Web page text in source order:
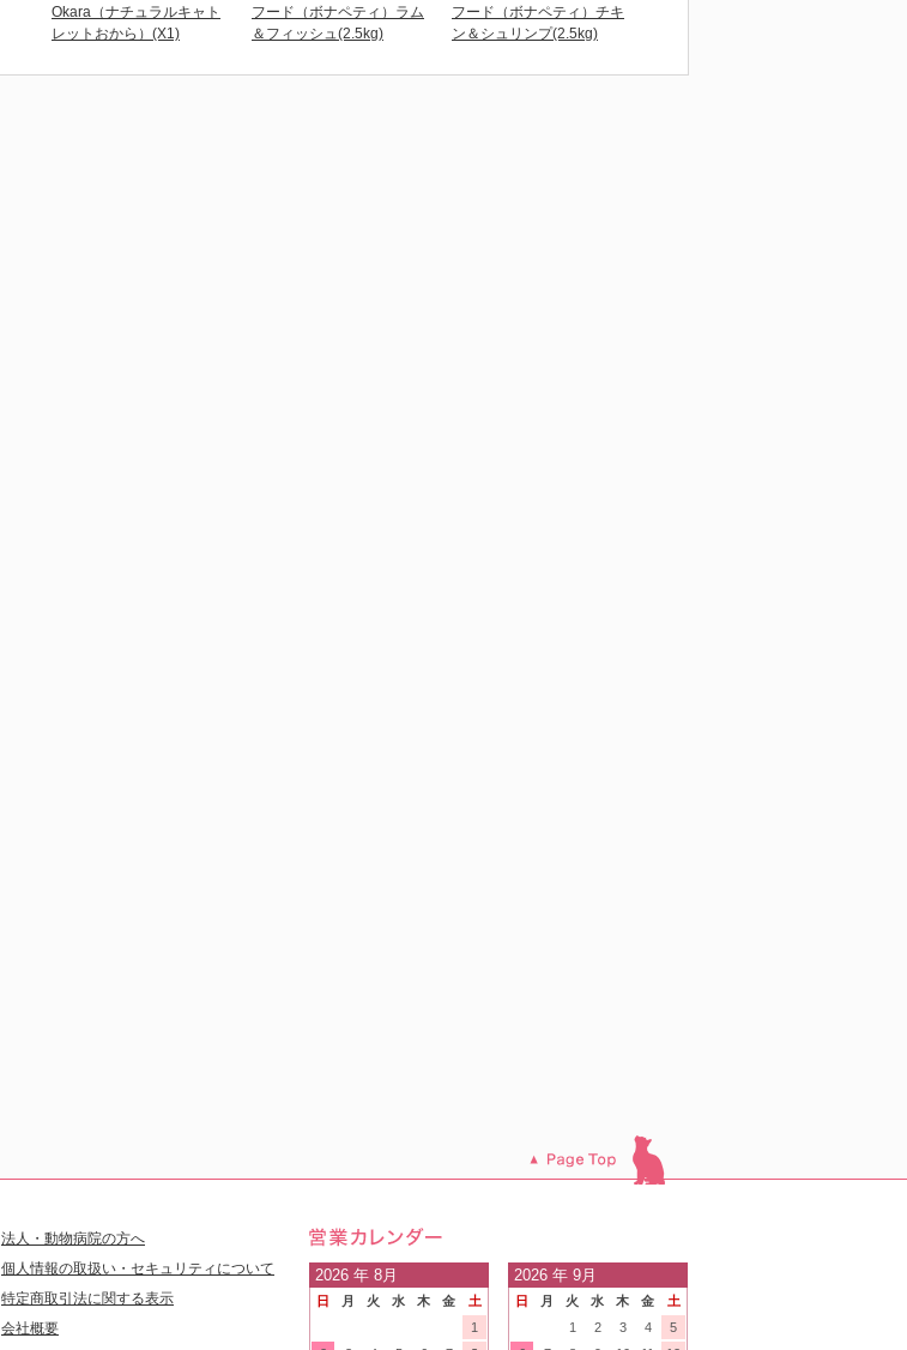
Okara（ナチュラルキャト
レットおから）(X1)
フード（ボナペティ）ラム
＆フィッシュ(2.5kg)
フード（ボナペティ）チキ
ン＆シュリンプ(2.5kg)
法人・動物病院の方へ
個人情報の取扱い・セキュリティについて
特定商取引法に関する表示
会社概要
営業日の
ご案内
2026 年 8月
日 月 火 水 木 金
土
1
2026 年 9月
日 月 火 水 木 金
土
1
2 3 4
5